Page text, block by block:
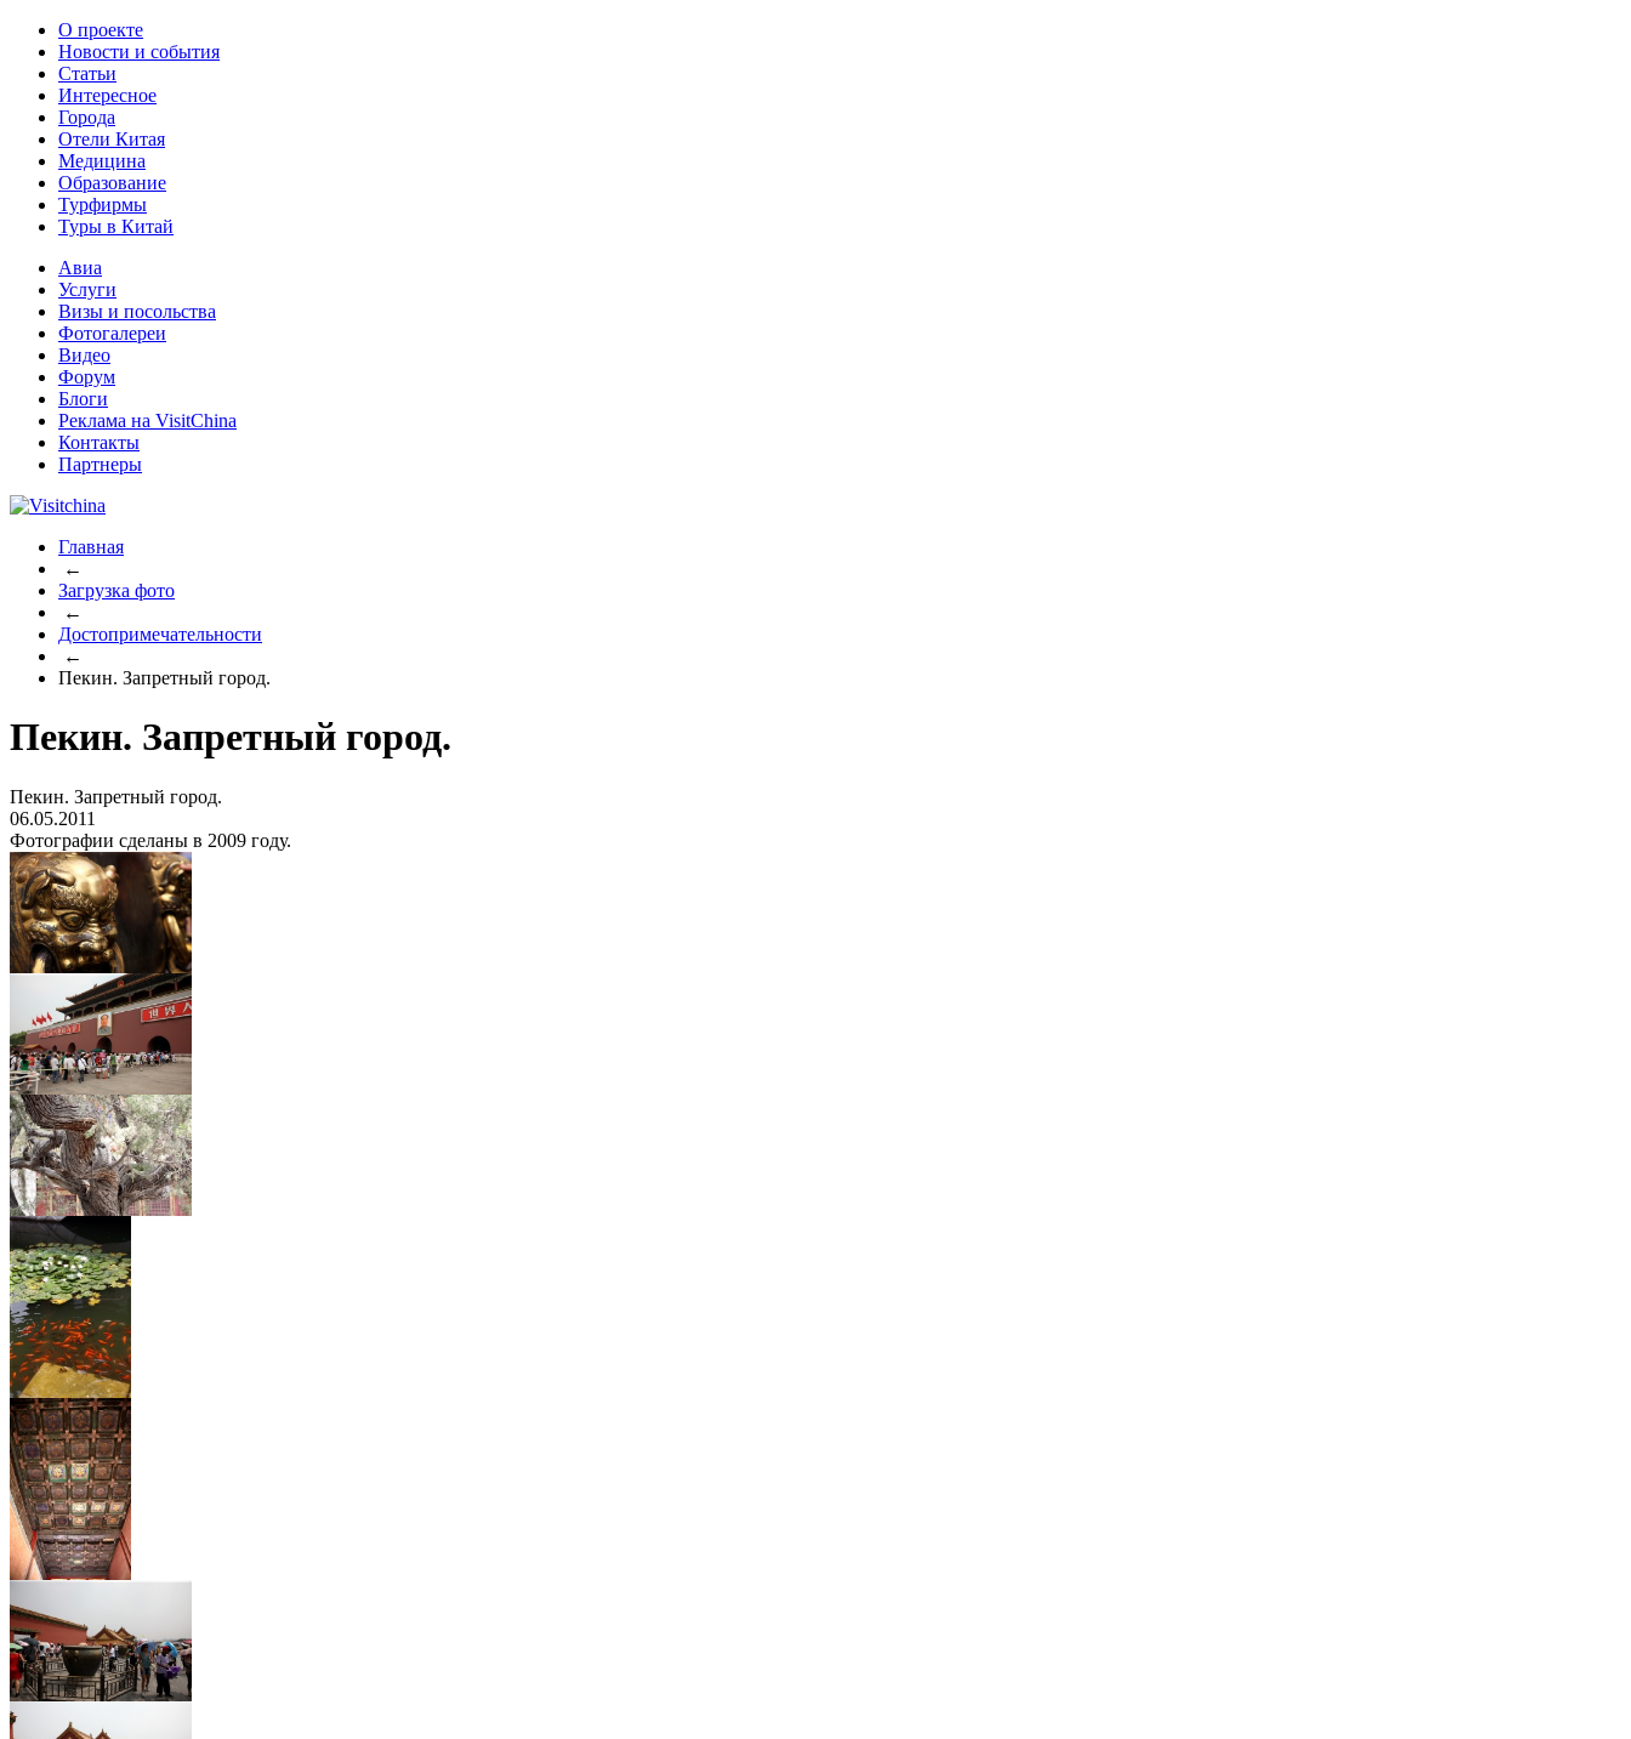
О проекте
Новости и события
Статьи
Интересное
Города
Отели Китая
Медицина
Образование
Турфирмы
Туры в Китай
Авиа
Услуги
Визы и посольства
Фотогалереи
Видео
Форум
Блоги
Реклама на VisitChina
Контакты
Партнеры
Главная
←
Загрузка фото
←
Достопримечательности
←
Пекин. Запретный город.
Пекин. Запретный город.
Пекин. Запретный город.
06.05.2011
Фотографии сделаны в 2009 году.